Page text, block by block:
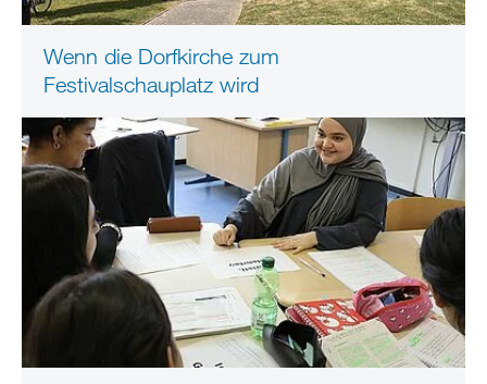
Wenn die Dorfkirche zum
Festivalschauplatz wird